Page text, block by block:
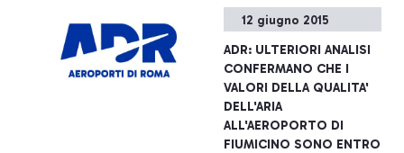
12 giugno 2015
ADR: ULTERIORI ANALISI
CONFERMANO CHE I
VALORI DELLA QUALITA'
DELL'ARIA
ALL'AEROPORTO DI
FIUMICINO SONO ENTRO